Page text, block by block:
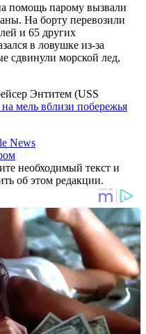
помощь парому вызвали
На борту перевозили
и 65 других
в ловушке из-за
сдвинули морской лед,
Энтитем (USS
на мель вблизи побережья
News
необходимый текст и
об этом редакции.